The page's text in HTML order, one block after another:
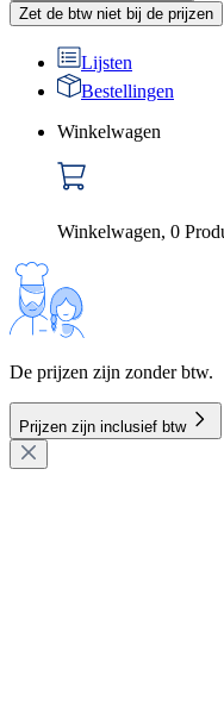
Zet de btw niet bij de prijzen
Lijsten
Bestellingen
Winkelwagen
Winkelwagen, 0
De prijzen zijn zonder btw.
Prijzen zijn inclusief btw